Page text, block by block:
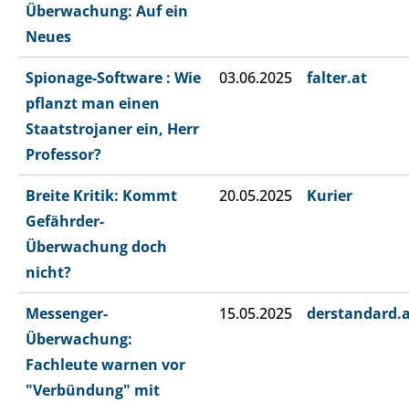
Überwachung: Auf ein
Neues
Spionage-Software : Wie
pflanzt man einen
Staatstrojaner ein, Herr
Professor?
03.06.2025 falter.at
Breite Kritik: Kommt
Gefährder-
Überwachung doch
nicht?
20.05.2025 Kurier
Messenger-
Überwachung:
Fachleute warnen vor
"Verbündung" mit
15.05.2025